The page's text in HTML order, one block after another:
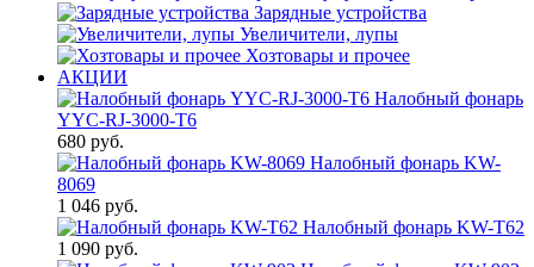
Зарядные устройства
Увеличители, лупы
Хозтовары и прочее
АКЦИИ
Налобный фонарь
YYC-RJ-3000-T6
680 руб.
Налобный фонарь KW-
8069
1 046 руб.
Налобный фонарь KW-T62
1 090 руб.